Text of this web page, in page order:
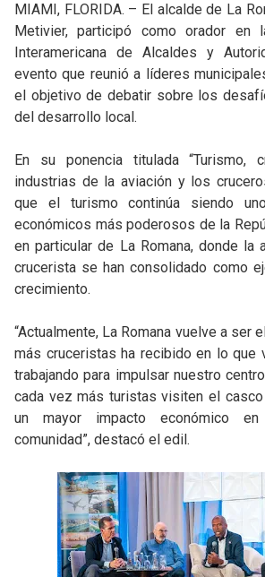
MIAMI, FLORIDA. – El alcalde de La
Metivier, participó como orador en
Interamericana de Alcaldes y
evento que reunió a líderes
el objetivo de debatir sobre los
del desarrollo local.
En su ponencia titulada “Turismo,
industrias de la aviación y los
que el turismo continúa siendo
económicos más poderosos de la
en particular de La Romana, donde la
crucerista se han consolidado como
crecimiento.
“Actualmente, La Romana vuelve a ser
más cruceristas ha recibido en lo que
trabajando para impulsar nuestro
cada vez más turistas visiten el
un mayor impacto económico
comunidad”, destacó el edil.